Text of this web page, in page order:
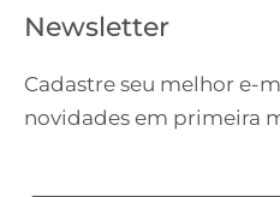
Newsletter
Cadastre seu melhor e-
novidades em primeira